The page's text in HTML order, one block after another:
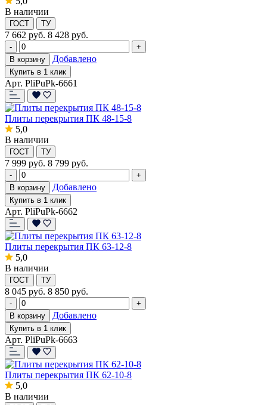
В наличии
ГОСТ ТУ
7 662 руб. 8 428 руб.
-
+
В корзину
Добавлено
Купить в 1 клик
Арт. PliPuPk-6661
Плиты перекрытия ПК 48-15-8
5,0
В наличии
ГОСТ ТУ
7 999 руб. 8 799 руб.
-
+
В корзину
Добавлено
Купить в 1 клик
Арт. PliPuPk-6662
Плиты перекрытия ПК 63-12-8
5,0
В наличии
ГОСТ ТУ
8 045 руб. 8 850 руб.
-
+
В корзину
Добавлено
Купить в 1 клик
Арт. PliPuPk-6663
Плиты перекрытия ПК 62-10-8
5,0
В наличии